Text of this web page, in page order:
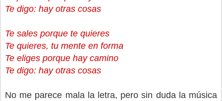
Te digo: hay otras cosas
Te sales porque te quieres
Te quieres, tu mente en forma
Te eliges porque hay camino
Te digo: hay otras cosas
No me parece mala la letra, pero sin duda la música